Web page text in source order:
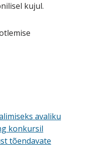
kujul.
avaliku
konkursil
tõendavate